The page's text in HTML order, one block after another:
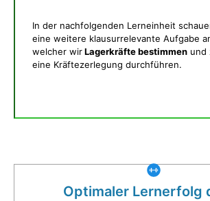
In der nachfolgenden Lerneinheit
eine weitere klausurrelevante Aufgabe
welcher wirLagerkräfte bestimmen und
eine Kräftezerlegung durchführen.
Optimaler Lernerfolg